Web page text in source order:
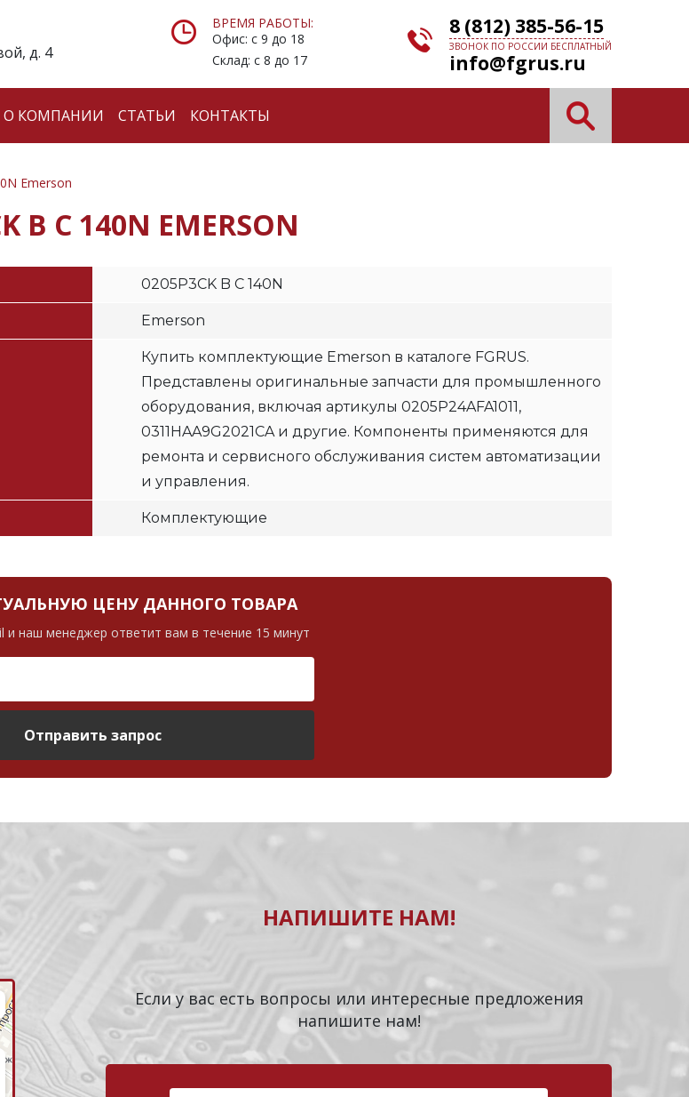
д. 4
ВРЕМЯ РАБОТЫ:
Офис: с 9 до 18
Склад: с 8 до 17
8 (812) 385-56-15
ЗВОНОК ПО РОССИИ БЕСПЛАТНЫЙ
info@fgrus.ru
О КОМПАНИИ СТАТЬИ КОНТАКТЫ
Emerson
B C 140N EMERSON
0205P3CK B C 140N
Emerson
Купить комплектующие Emerson в каталоге FGRUS.
Представлены оригинальные запчасти для промышленного
оборудования, включая артикулы 0205P24AFA1011,
0311HAA9G2021CA и другие. Компоненты применяются для
ремонта и сервисного обслуживания систем автоматизации
и управления.
Комплектующие
ЦЕНУ ДАННОГО ТОВАРА
и наш менеджер ответит вам в течение 15 минут
Отправить запрос
НАПИШИТЕ НАМ!
Если у вас есть вопросы или интересные предложения
напишите нам!